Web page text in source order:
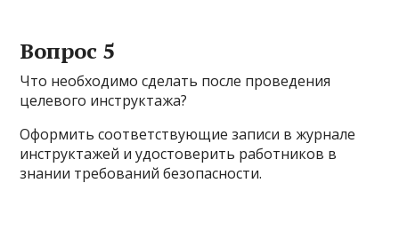
Вопрос 5
Что необходимо сделать после проведения
целевого инструктажа?
Оформить соответствующие записи в журнале
инструктажей и удостоверить работников в
знании требований безопасности.